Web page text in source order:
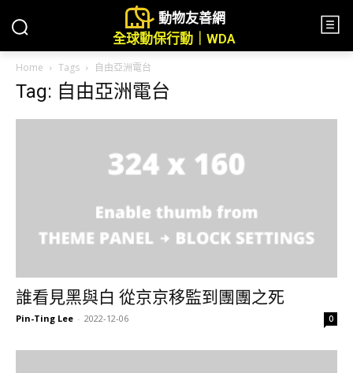
動物友善網
全球動保行動｜WDA
Home Tags 自由亞洲電台
Tag: 自由亞洲電台
誰看見黑與白 從京京移監到團團之死
Pin-Ting Lee - 2022-12-06 0